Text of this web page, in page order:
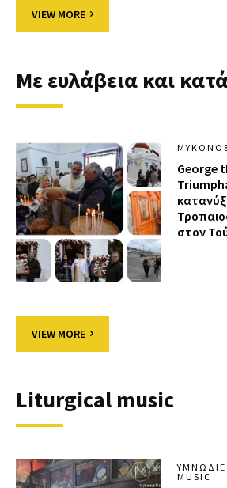
VIEW MORE
Με ευλάβεια και
George
στον
VIEW MORE
Liturgical music
MUSIC